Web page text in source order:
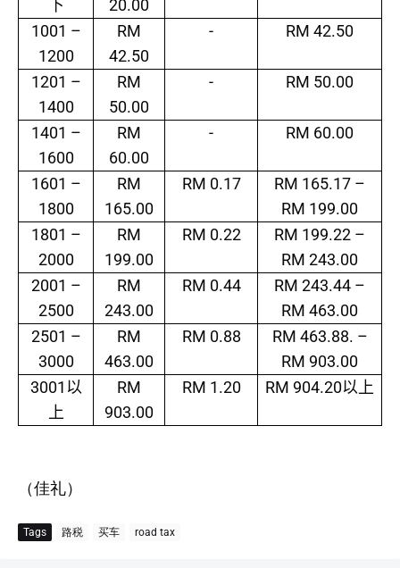
下
20.00
1001 –
1200
RM
42.50
- RM 42.50
1201 –
1400
RM
50.00
- RM 50.00
1401 –
1600
RM
60.00
- RM 60.00
1601 –
1800
RM
165.00
RM 0.17
RM 165.17 –
RM 199.00
1801 –
2000
RM
199.00
RM 0.22
RM 199.22 –
RM 243.00
2001 –
2500
RM
243.00
RM 0.44
RM 243.44 –
RM 463.00
2501 –
3000
RM
463.00
RM 0.88
RM 463.88. –
RM 903.00
3001 以
上
RM
903.00
RM 1.20 RM 904.20以上
（佳礼）
Tags 路税 买车 road tax